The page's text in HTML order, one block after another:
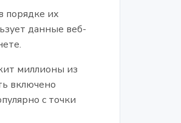
порядке их
данные веб-
миллионы из
включено
с точки